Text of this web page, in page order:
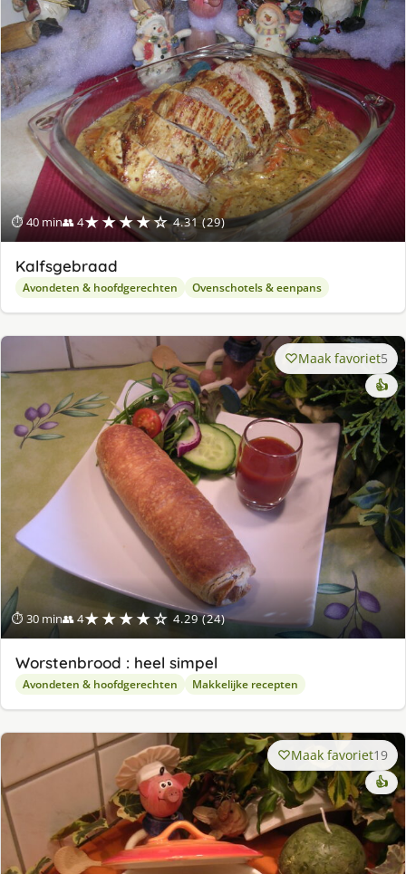
⏱ 40 min👥 4★★★★☆ 4.31 (29)
Kalfsgebraad
Avondeten & hoofdgerechten Ovenschotels & eenpans
⏱ 30 min👥 4★★★★☆ 4.29 (24)
Maak favoriet5
👍
Worstenbrood : heel simpel
Avondeten & hoofdgerechten Makkelijke recepten
Maak favoriet19
👍